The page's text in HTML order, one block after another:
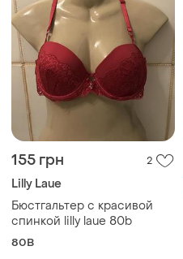
155 грн 2
Lilly Laue
Бюстгальтер с красивой
спинкой lilly laue 80b
80B